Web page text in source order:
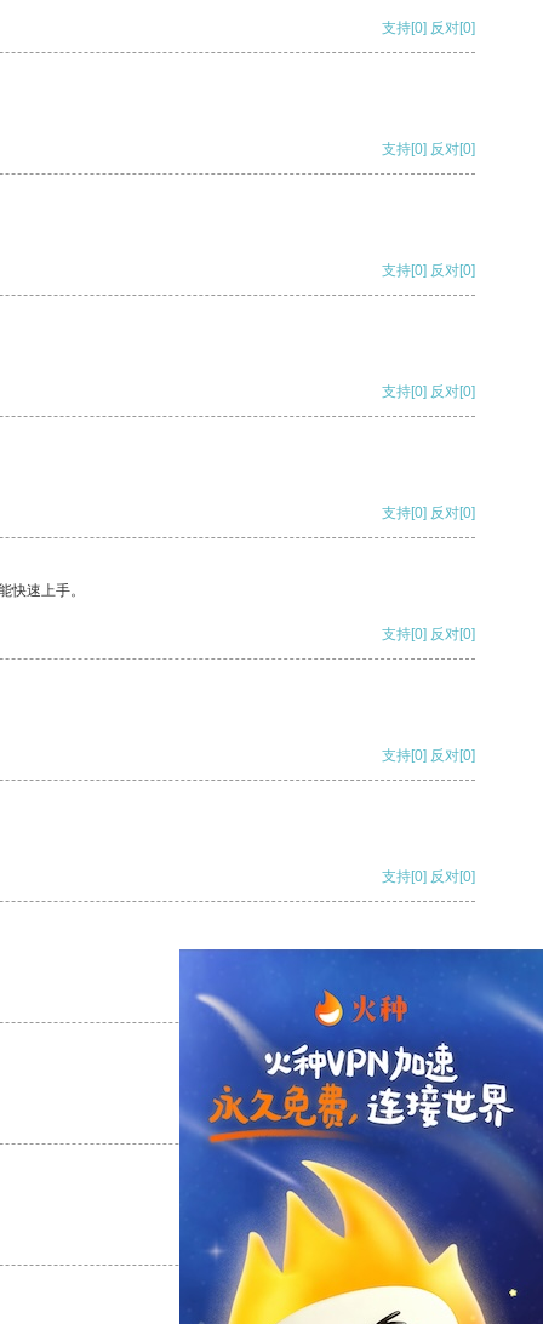
支持[0] 反对[0]
支持[0] 反对[0]
支持[0] 反对[0]
支持[0] 反对[0]
支持[0] 反对[0]
快速上手。
支持[0] 反对[0]
支持[0] 反对[0]
支持[0] 反对[0]
支持
支持[0] 反对[0]
支持[0] 反对[0]